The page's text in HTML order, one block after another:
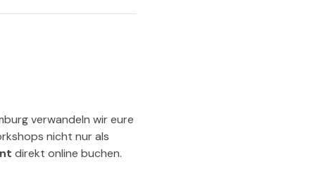
verwandeln wir eure
nicht nur als
direkt online buchen.